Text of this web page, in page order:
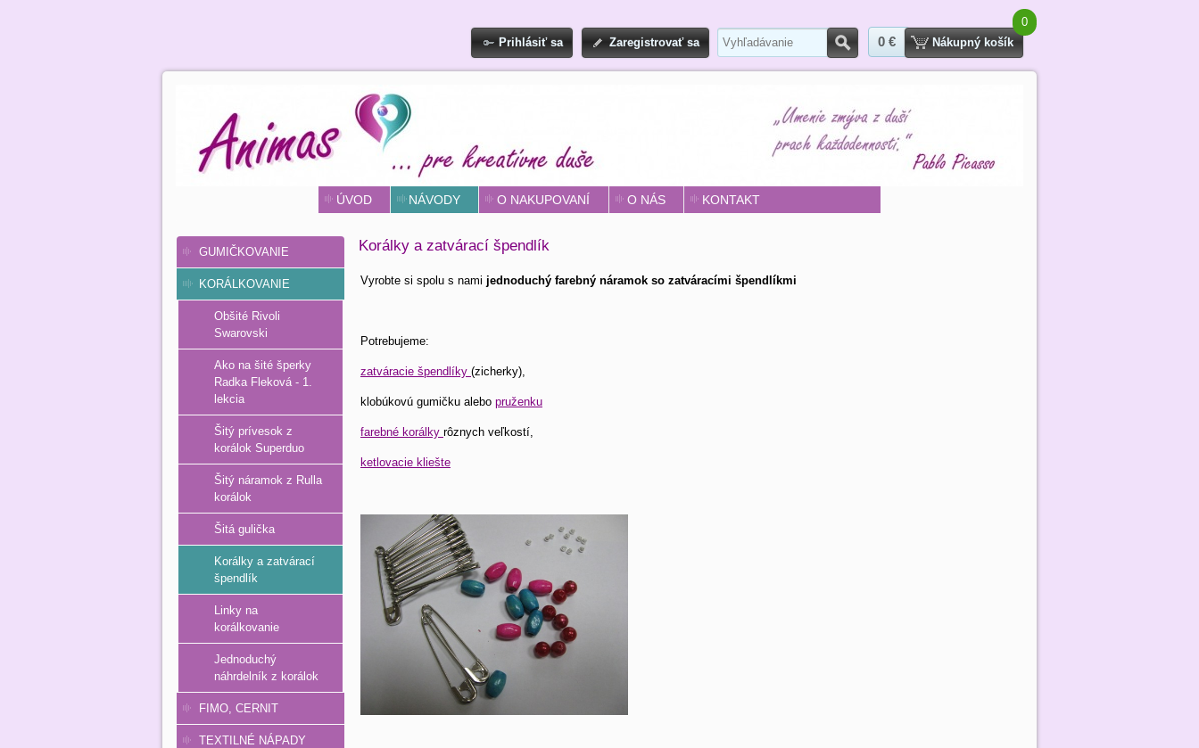
Prihlásiť sa Zaregistrovať sa Hľadať
0 €
0
Nákupný košík
ÚVOD NÁVODY O NAKUPOVANÍ O NÁS KONTAKT
Korálky a zatvárací špendlík
Vyrobte si spolu s nami jednoduchý farebný náramok so zatváracími špendlíkmi
Potrebujeme:
zatváracie špendlíky (zicherky),
klobúkovú gumičku alebo pruženku
farebné korálky rôznych veľkostí,
ketlovacie kliešte
GUMIČKOVANIE
KORÁLKOVANIE
Obšité Rivoli
Swarovski
Ako na šité šperky
Radka Fleková - 1.
lekcia
Šitý prívesok z
korálok Superduo
Šitý náramok z Rulla
korálok
Šitá gulička
Korálky a zatvárací
špendlík
Linky na
korálkovanie
Jednoduchý
náhrdelník z korálok
FIMO, CERNIT
TEXTILNÉ NÁPADY